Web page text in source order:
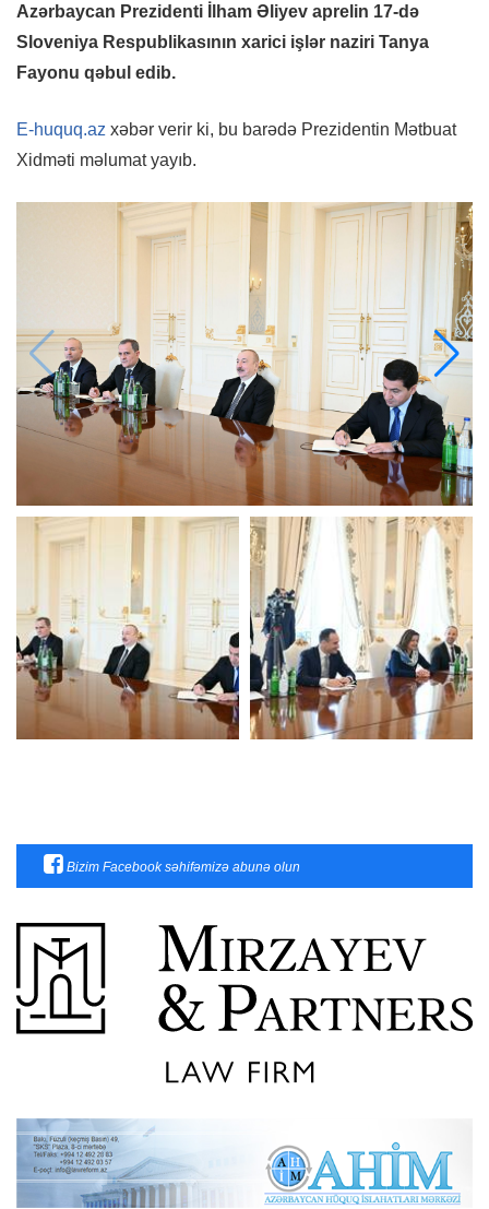
Azərbaycan Prezidenti İlham Əliyev aprelin 17-də
Sloveniya Respublikasının xarici işlər naziri Tanya
Fayonu qəbul edib.
E-huquq.az xəbər verir ki, bu barədə Prezidentin Mətbuat
Xidməti məlumat yayıb.
Bizim Facebook səhifəmizə abunə olun